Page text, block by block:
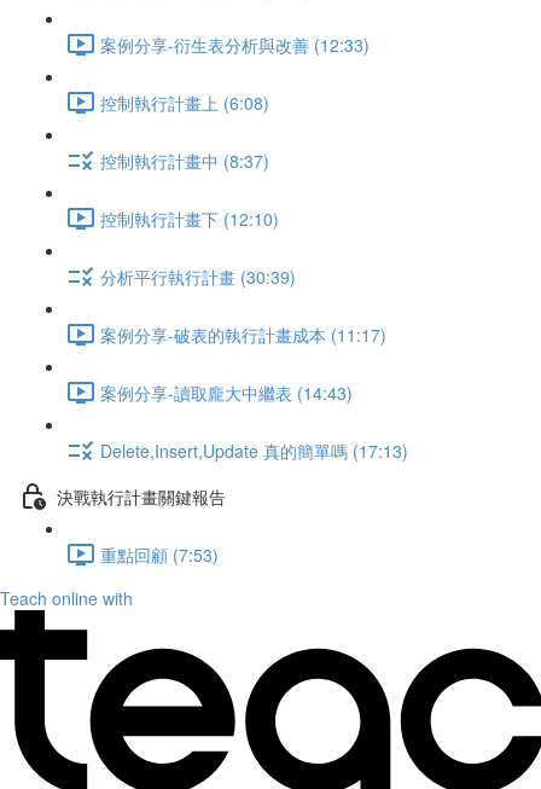
案例分享-衍生表分析與改善 (12:33)
控制執行計畫上 (6:08)
控制執行計畫中 (8:37)
控制執行計畫下 (12:10)
分析平行執行計畫 (30:39)
案例分享-破表的執行計畫成本 (11:17)
案例分享-讀取龐大中繼表 (14:43)
Delete,Insert,Update 真的簡單嗎 (17:13)
決戰執行計畫關鍵報告
重點回顧 (7:53)
Teach online with